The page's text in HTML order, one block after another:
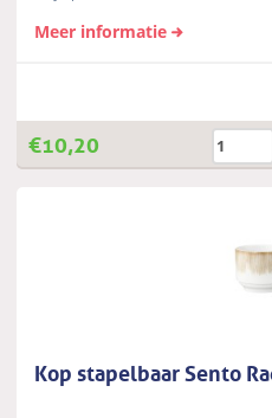
Meer informatie
€10,20
Kop stapelbaar Sento